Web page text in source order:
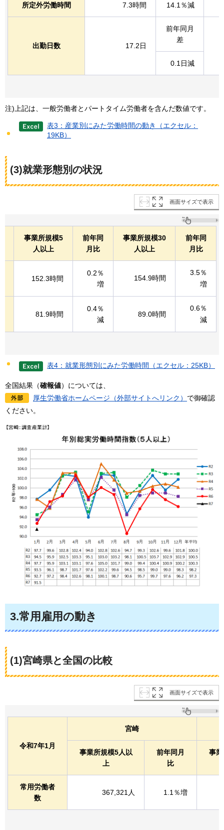
所定外労働時間 7.3時間 14.1％減
出勤日数 17.2日
前年同月
差
0.1日減
注)上記は、一般労働者とパートタイム労働者を含んだ数値です。
表3：産業別にみた労働時間の動き（エクセル：
19KB）
(3)就業形態別の状況
画面サイズで表示
事業所規模5
人以上
前年同
月比
事業所規模30
人以上
前年同
月比
152.3時間
0.2％
増
154.9時間
3.5％
増
81.9時間
0.4％
減
89.0時間
0.6％
減
表4：就業形態別にみた労働時間（エクセル：25KB）
全国結果（確報値）については、
厚生労働省ホームページ（外部サイトへリンク） で御確認
ください。
3.常用雇用の動き
(1)宮崎県と全国の比較
画面サイズで表示
令和7年1月
宮崎
事業所規模5人以
上
前年同月
比
事
常用労働者
数
367,321人 1.1％増